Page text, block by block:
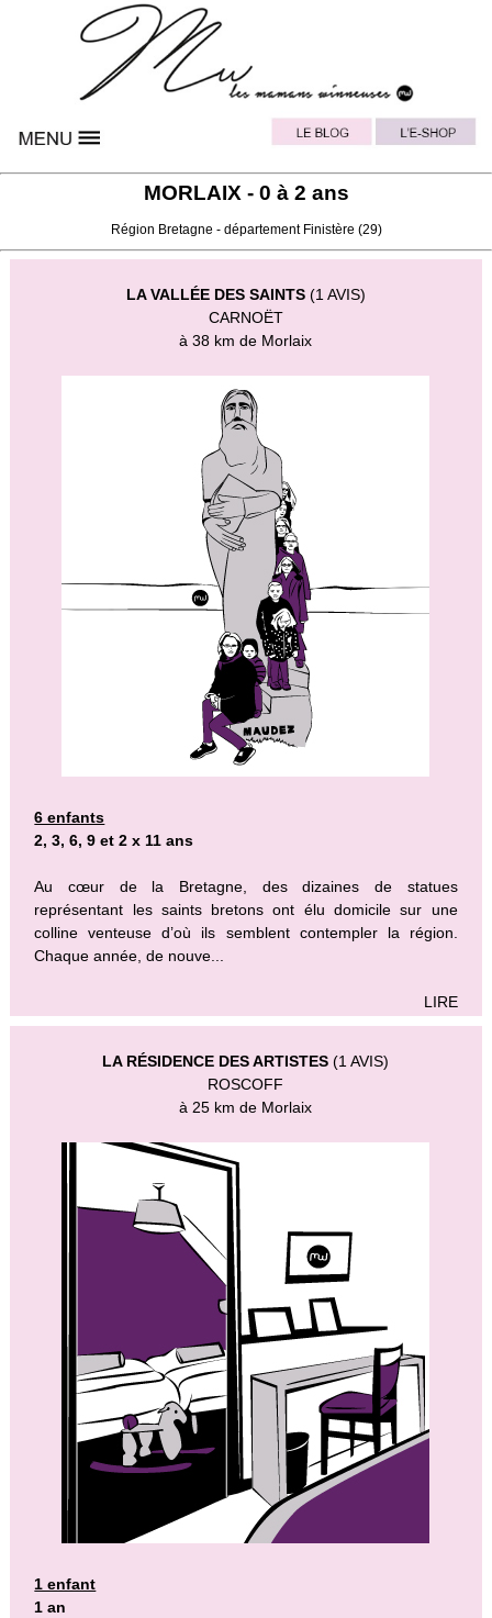
MORLAIX - 0 à 2 ans
Région Bretagne - département Finistère (29)
LA VALLÉE DES SAINTS(1 AVIS)
CARNOËT
à 38 km de Morlaix
6 enfants
2, 3, 6, 9 et 2 x 11 ans
Au cœur de la Bretagne, des dizaines de statues
représentant les saints bretons ont élu domicile sur une
colline venteuse d’où ils semblent contempler la région.
Chaque année, de nouve...
LIRE
LA RÉSIDENCE DES ARTISTES (1 AVIS)
ROSCOFF
à 25 km de Morlaix
1 enfant
1 an